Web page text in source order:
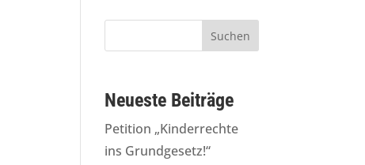
Neueste Beiträge
Petition „Kinderrechte
ins Grundgesetz!“